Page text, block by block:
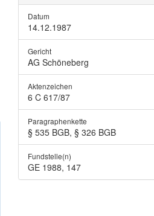
Datum
14.12.1987
Gericht
AG Schöneberg
Aktenzeichen
6 C 617/87
Paragraphenkette
§ 535 BGB, § 326 BGB
Fundstelle(n)
GE 1988, 147